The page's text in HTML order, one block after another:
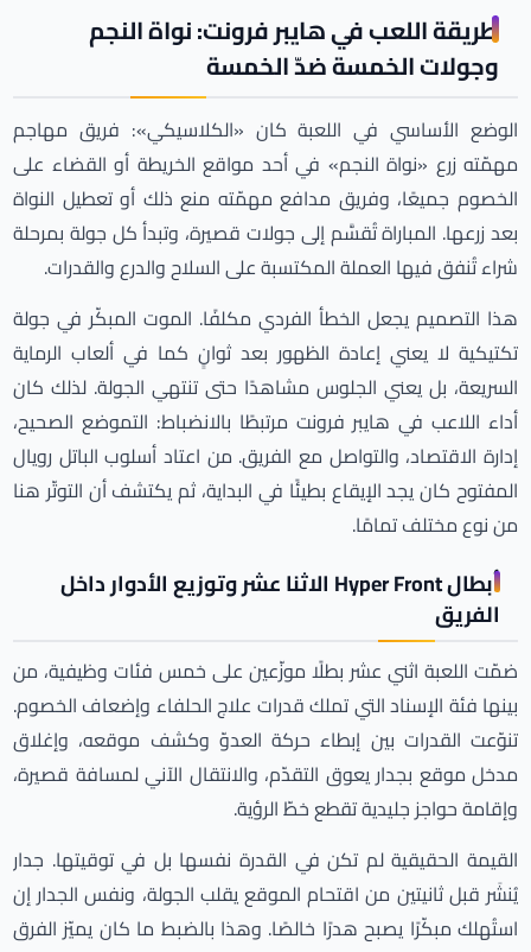
طريقة اللعب في هايبر فرونت: نواة النجم
وجولات الخمسة ضدّ الخمسة
الوضع الأساسي في اللعبة كان «الكلاسيكي»: فريق مهاجم
مهمّته زرع «نواة النجم» في أحد مواقع الخريطة أو القضاء على
الخصوم جميعًا، وفريق مدافع مهمّته منع ذلك أو تعطيل النواة
بعد زرعها. المباراة تُقسَّم إلى جولات قصيرة، وتبدأ كل جولة بمرحلة
شراء تُنفق فيها العملة المكتسبة على السلاح والدرع والقدرات.
هذا التصميم يجعل الخطأ الفردي مكلفًا. الموت المبكّر في جولة
تكتيكية لا يعني إعادة الظهور بعد ثوانٍ كما في ألعاب الرماية
السريعة، بل يعني الجلوس مشاهدًا حتى تنتهي الجولة. لذلك كان
أداء اللاعب في هايبر فرونت مرتبطًا بالانضباط: التموضع الصحيح،
إدارة الاقتصاد، والتواصل مع الفريق. من اعتاد أسلوب الباتل رويال
المفتوح كان يجد الإيقاع بطيئًا في البداية، ثم يكتشف أن التوتّر هنا
من نوع مختلف تمامًا.
أبطال Hyper Front الاثنا عشر وتوزيع الأدوار داخل
الفريق
ضمّت اللعبة اثني عشر بطلًا موزّعين على خمس فئات وظيفية، من
بينها فئة الإسناد التي تملك قدرات علاج الحلفاء وإضعاف الخصوم.
تنوّعت القدرات بين إبطاء حركة العدوّ وكشف موقعه، وإغلاق
مدخل موقع بجدار يعوق التقدّم، والانتقال الآني لمسافة قصيرة،
وإقامة حواجز جليدية تقطع خطّ الرؤية.
القيمة الحقيقية لم تكن في القدرة نفسها بل في توقيتها. جدار
يُنشَر قبل ثانيتين من اقتحام الموقع يقلب الجولة، ونفس الجدار إن
استُهلك مبكّرًا يصبح هدرًا خالصًا. وهذا بالضبط ما كان يميّز الفرق